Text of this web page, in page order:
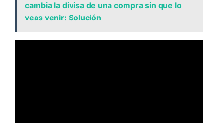
cambia la divisa de una compra sin que lo
veas venir: Solución